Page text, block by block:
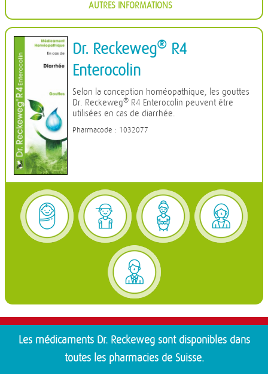
AUTRES INFORMATIONS
Dr. Reckeweg® R4
Enterocolin
Selon la conception homéopathique, les gouttes
Dr. Reckeweg® R4 Enterocolin peuvent être
utilisées en cas de diarrhée.
Pharmacode : 1032077
Les médicaments Dr. Reckeweg sont disponibles dans
toutes les pharmacies de Suisse.